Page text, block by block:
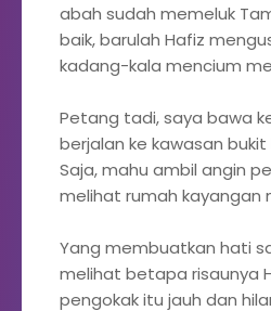
abah sudah memeluk
baik, barulah Hafiz
kadang-kala mencium
Petang tadi, saya bawa
berjalan ke kawasan
Saja, mahu ambil angin
melihat rumah kayangan
Yang membuatkan hati
melihat betapa risaunya
pengokak itu jauh dan